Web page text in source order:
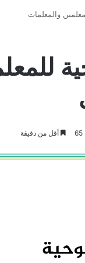
والمعلمات
65 أقل من دقيقة